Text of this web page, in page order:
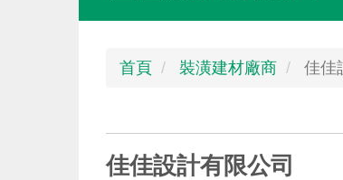
首頁 裝潢建材廠商 佳佳
佳佳設計有限公司